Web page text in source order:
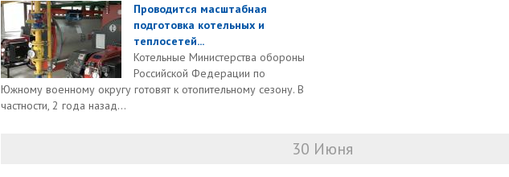
Проводится масштабная
подготовка котельных и
теплосетей...
Котельные Министерства обороны
Российской Федерации по
Южному военному округу готовят к отопительному сезону. В
частности, 2 года назад...
30 Июня